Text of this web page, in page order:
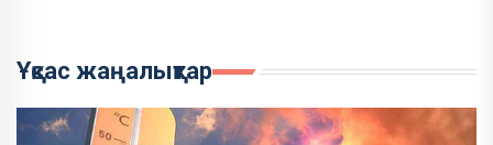
Ұқсас жаңалықтар